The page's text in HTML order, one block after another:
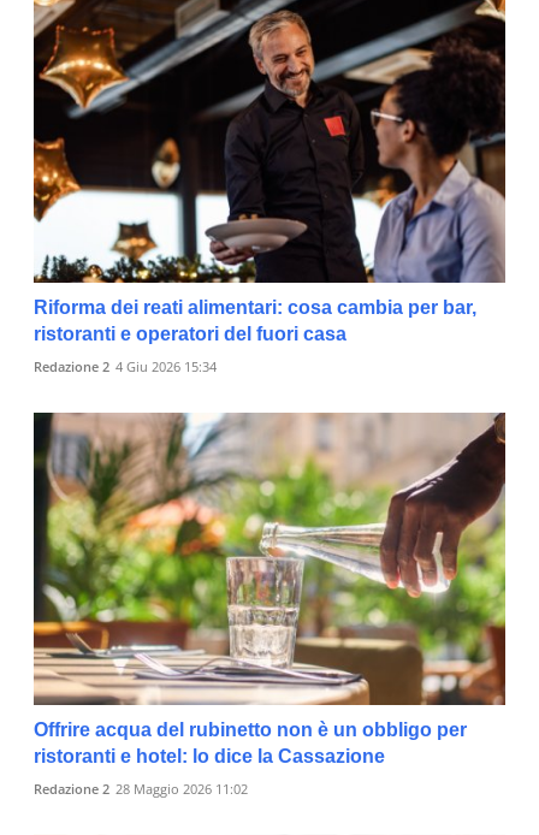
Riforma dei reati alimentari: cosa cambia per bar,
ristoranti e operatori del fuori casa
Redazione 2 4 Giu 2026 15:34
Offrire acqua del rubinetto non è un obbligo per
ristoranti e hotel: lo dice la Cassazione
Redazione 2 28 Maggio 2026 11:02